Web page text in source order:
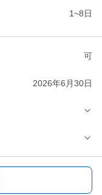
1~8日
可
2026年6月30日